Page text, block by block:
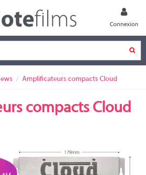
Connexion
Amplificateurs compacts Cloud
compacts Cloud